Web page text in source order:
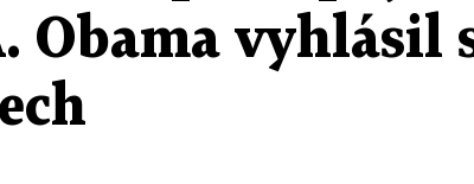
Obama vyhlásil